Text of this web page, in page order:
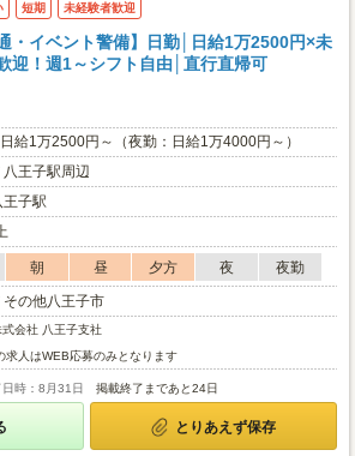
短期 未経験者歓迎
通・イベント警備】日勤│日給1万2500円×未
迎！週1～シフト自由│直行直帰可
日給1万2500円～（夜勤：日給1万4000円～）
八王子駅周辺
子駅
朝 昼 夕方 夜
夜勤
その他八王子市
式会社 八王子支社
人はWEB応募のみとなります
時：8月31日 掲載終了まであと24日
とりあえず保存